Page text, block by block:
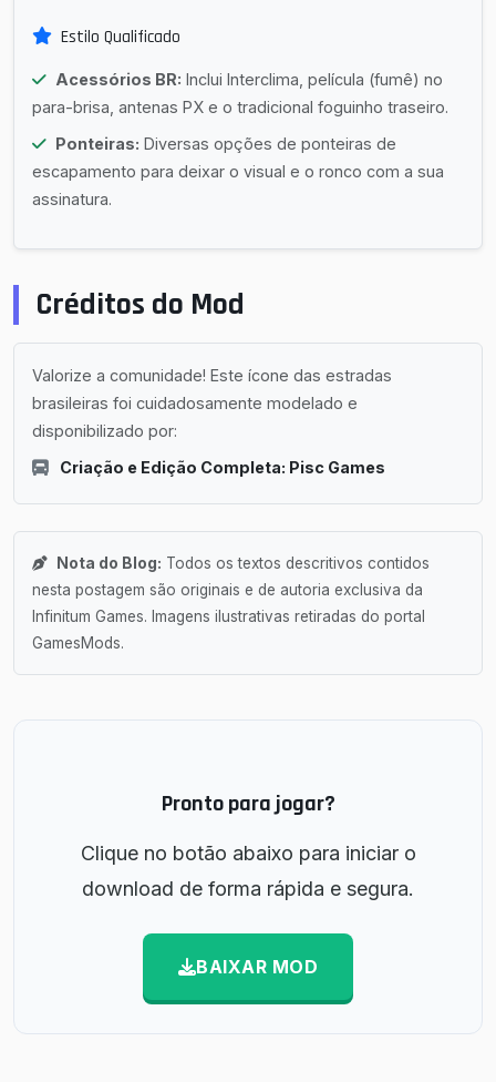
Estilo Qualificado
Acessórios BR: Inclui Interclima, película (fumê) no
para-brisa, antenas PX e o tradicional foguinho traseiro.
Ponteiras: Diversas opções de ponteiras de
escapamento para deixar o visual e o ronco com a sua
assinatura.
Créditos do Mod
Valorize a comunidade! Este ícone das estradas
brasileiras foi cuidadosamente modelado e
disponibilizado por:
Criação e Edição Completa: Pisc Games
Nota do Blog: Todos os textos descritivos contidos
nesta postagem são originais e de autoria exclusiva da
Infinitum Games. Imagens ilustrativas retiradas do portal
GamesMods.
Pronto para jogar?
Clique no botão abaixo para iniciar o
download de forma rápida e segura.
BAIXAR MOD